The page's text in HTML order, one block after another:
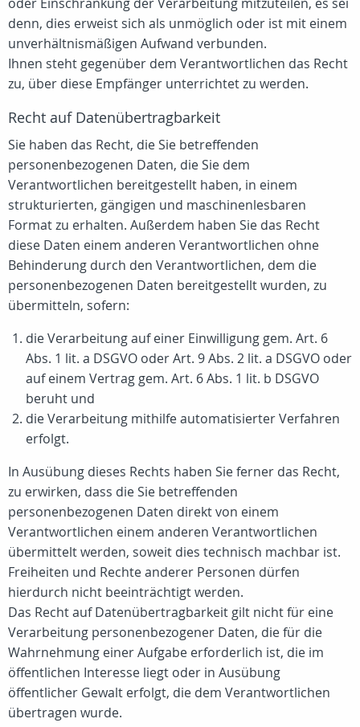
denn, dies erweist sich als unmöglich oder ist mit einem
unverhältnismäßigen Aufwand verbunden.
Ihnen steht gegenüber dem Verantwortlichen das Recht
zu, über diese Empfänger unterrichtet zu werden.
Recht auf Datenübertragbarkeit
Sie haben das Recht, die Sie betreffenden
personenbezogenen Daten, die Sie dem
Verantwortlichen bereitgestellt haben, in einem
strukturierten, gängigen und maschinenlesbaren
Format zu erhalten. Außerdem haben Sie das Recht
diese Daten einem anderen Verantwortlichen ohne
Behinderung durch den Verantwortlichen, dem die
personenbezogenen Daten bereitgestellt wurden, zu
übermitteln, sofern:
die Verarbeitung auf einer Einwilligung gem. Art. 6
Abs. 1 lit. a DSGVO oder Art. 9 Abs. 2 lit. a DSGVO oder
auf einem Vertrag gem. Art. 6 Abs. 1 lit. b DSGVO
beruht und
die Verarbeitung mithilfe automatisierter Verfahren
erfolgt.
In Ausübung dieses Rechts haben Sie ferner das Recht,
zu erwirken, dass die Sie betreffenden
personenbezogenen Daten direkt von einem
Verantwortlichen einem anderen Verantwortlichen
übermittelt werden, soweit dies technisch machbar ist.
Freiheiten und Rechte anderer Personen dürfen
hierdurch nicht beeinträchtigt werden.
Das Recht auf Datenübertragbarkeit gilt nicht für eine
Verarbeitung personenbezogener Daten, die für die
Wahrnehmung einer Aufgabe erforderlich ist, die im
öffentlichen Interesse liegt oder in Ausübung
öffentlicher Gewalt erfolgt, die dem Verantwortlichen
übertragen wurde.